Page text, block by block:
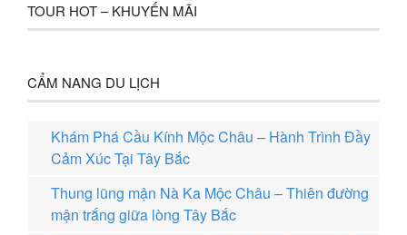
TOUR HOT – KHUYẾN MÃI
CẨM NANG DU LỊCH
Khám Phá Cầu Kính Mộc Châu – Hành Trình Đầy
Cảm Xúc Tại Tây Bắc
Thung lũng mận Nà Ka Mộc Châu – Thiên đường
mận trắng giữa lòng Tây Bắc